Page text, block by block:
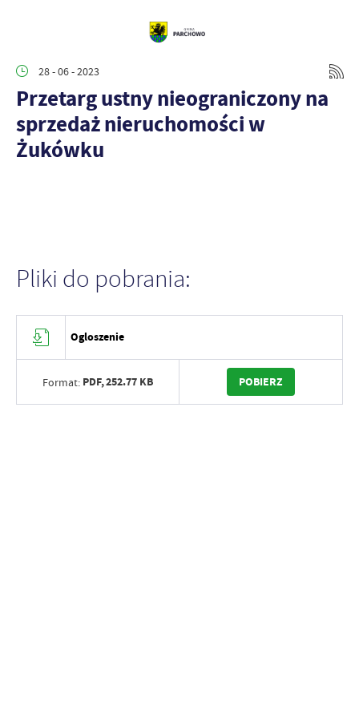
28 - 06 - 2023
Przetarg ustny nieograniczony na
sprzedaż nieruchomości w
Żukówku
Pliki do pobrania:
Ogloszenie
Format: PDF,252.77 KB POBIERZ